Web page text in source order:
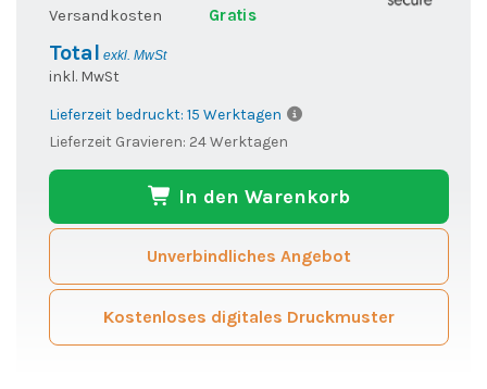
Versandkosten
Gratis
Total exkl. MwSt
inkl. MwSt
Lieferzeit bedruckt: 15 Werktagen
Lieferzeit Gravieren: 24 Werktagen
In den Warenkorb
Unverbindliches Angebot
Kostenloses digitales Druckmuster